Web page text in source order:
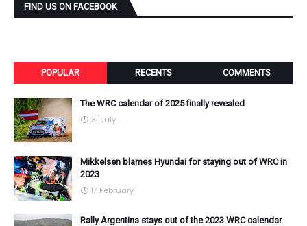
FIND US ON FACEBOOK
POPULAR RECENTS COMMENTS
The WRC calendar of 2025 finally revealed
31 July
Mikkelsen blames Hyundai for staying out of WRC in
2023
17 February
Rally Argentina stays out of the 2023 WRC calendar